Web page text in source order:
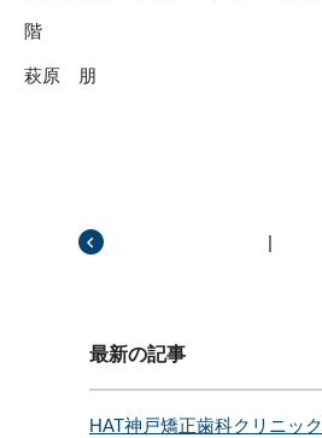
階
萩原 朋
|
最新の記事
HAT神戸矯正歯科クリニック